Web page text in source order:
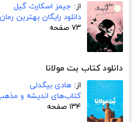
از: جیمز اسکارث گیل
دانلود رایگان بهترین
۷۳ صفحه
دانلود کتاب بت مولانا
از: هادی بیگدلی
کتاب‌های اندیشه و
۱۳۴ صفحه